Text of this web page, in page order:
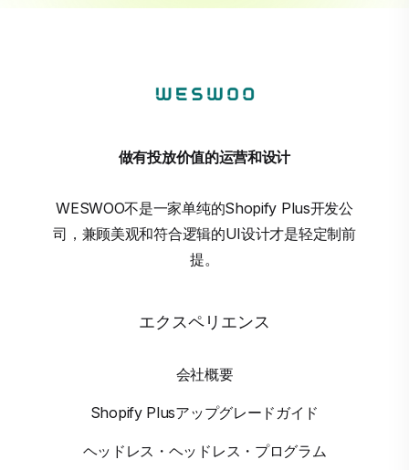
做有投放价值的运营和设计
WESWOO不是一家单纯的Shopify Plus开发公
司，兼顾美观和符合逻辑的UI设计才是轻定制前
提。
エクスペリエンス
会社概要
Shopify Plusアップグレードガイド
ヘッドレス・ヘッドレス・プログラム